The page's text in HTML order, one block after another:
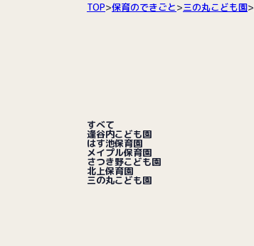
TOP>保育のできごと>三の丸こども園>
すべて
逢谷内こども園
はす池保育園
メイプル保育園
さつき野こども園
北上保育園
三の丸こども園